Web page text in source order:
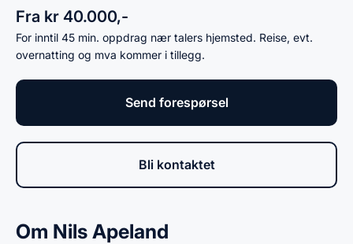
Fra kr 40.000,-
For inntil 45 min. oppdrag nær talers hjemsted. Reise, evt.
overnatting og mva kommer i tillegg.
Send forespørsel
Bli kontaktet
Om Nils Apeland